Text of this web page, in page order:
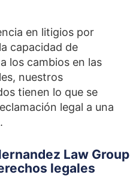
en litigios por
capacidad de
los cambios en las
nuestros
tienen lo que se
legal a una
Law Group
legales